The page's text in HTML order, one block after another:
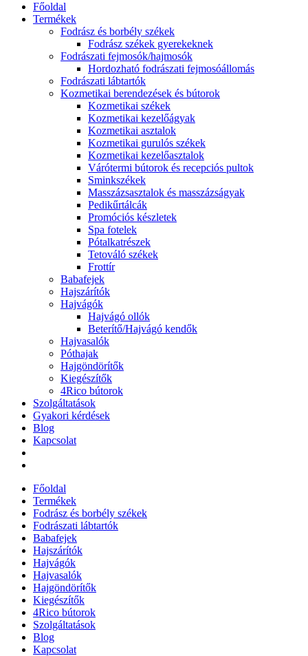
Főoldal
Termékek
Fodrász és borbély székek
Fodrász székek gyerekeknek
Fodrászati fejmosók/hajmosók
Hordozható fodrászati fejmosóállomás
Fodrászati lábtartók
Kozmetikai berendezések és bútorok
Kozmetikai székek
Kozmetikai kezelőágyak
Kozmetikai asztalok
Kozmetikai gurulós székek
Kozmetikai kezelőasztalok
Várótermi bútorok és recepciós pultok
Sminkszékek
Masszázsasztalok és masszázságyak
Pedikűrtálcák
Promóciós készletek
Spa fotelek
Pótalkatrészek
Tetováló székek
Frottír
Babafejek
Hajszárítók
Hajvágók
Hajvágó ollók
Beterítő/Hajvágó kendők
Hajvasalók
Póthajak
Hajgöndörítők
Kiegészítők
4Rico bútorok
Szolgáltatások
Gyakori kérdések
Blog
Kapcsolat
Főoldal
Termékek
Fodrász és borbély székek
Fodrászati lábtartók
Babafejek
Hajszárítók
Hajvágók
Hajvasalók
Hajgöndörítők
Kiegészítők
4Rico bútorok
Szolgáltatások
Blog
Kapcsolat